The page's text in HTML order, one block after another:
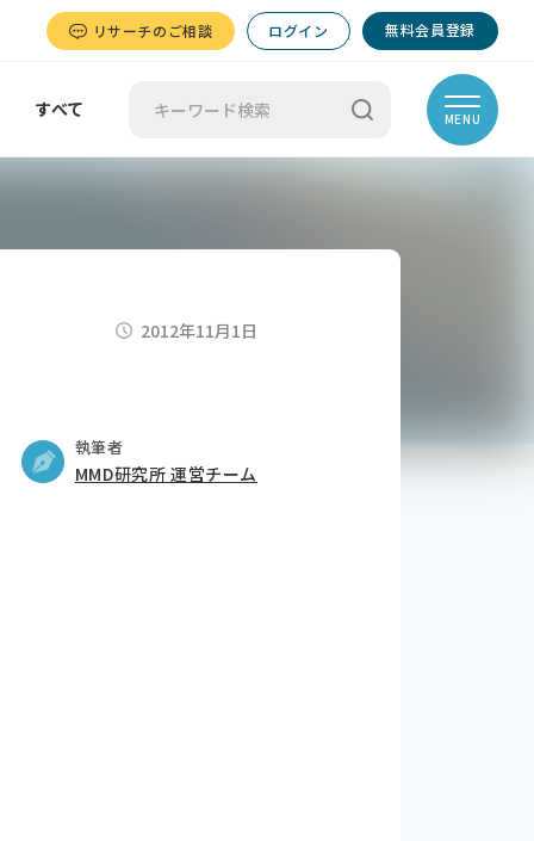
リサーチのご相談 ログイン 無料会員登録
すべて MENU
2012年11月1日
執筆者
MMD研究所 運営チーム